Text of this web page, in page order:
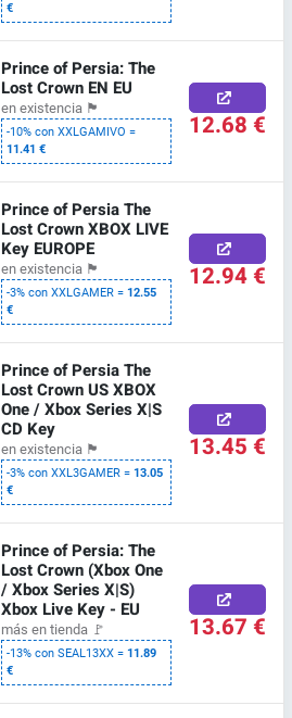
€
Prince of Persia: The
Lost Crown EN EU
en existencia 🏴
-10% con XXLGAMIVO =
11.41 €
12.68 €
Prince of Persia The
Lost Crown XBOX LIVE
Key EUROPE
en existencia 🏴
-3% con XXLGAMER =12.55
€
12.94 €
Prince of Persia The
Lost Crown US XBOX
One / Xbox Series X|S
CD Key
en existencia 🏴
-3% con XXL3GAMER =13.05
€
13.45 €
Prince of Persia: The
Lost Crown (Xbox One
/ Xbox Series X|S)
Xbox Live Key - EU
más en tienda 🚩
-13% con SEAL13XX =11.89
€
13.67 €